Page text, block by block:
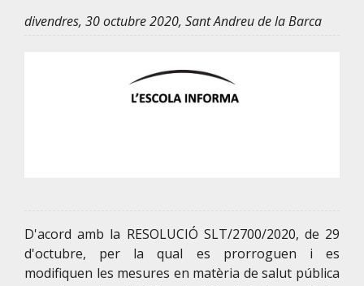
divendres, 30 octubre 2020, Sant Andreu de la Barca
D'acord amb la RESOLUCIÓ SLT/2700/2020, de 29
d'octubre, per la qual es prorroguen i es
modifiquen les mesures en matèria de salut pública